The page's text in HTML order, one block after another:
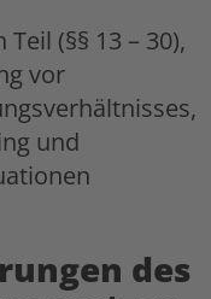
(§§ 13 – 30),
vor
und
des